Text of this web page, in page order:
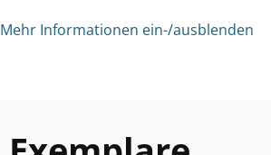
Mehr Informationen ein-/ausblenden